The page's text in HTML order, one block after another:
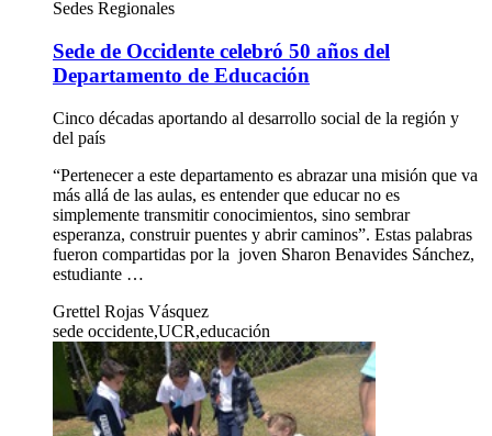
Sedes Regionales
Sede de Occidente celebró 50 años del
Departamento de Educación
Cinco décadas aportando al desarrollo social de la región y
del país
“Pertenecer a este departamento es abrazar una misión que va
más allá de las aulas, es entender que educar no es
simplemente transmitir conocimientos, sino sembrar
esperanza, construir puentes y abrir caminos”. Estas palabras
fueron compartidas por la joven Sharon Benavides Sánchez,
estudiante …
Grettel Rojas Vásquez
sede occidente,UCR,educación